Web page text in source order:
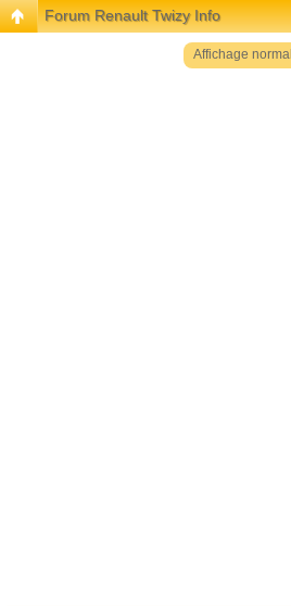
Forum Renault Twizy Info
Affichage normal